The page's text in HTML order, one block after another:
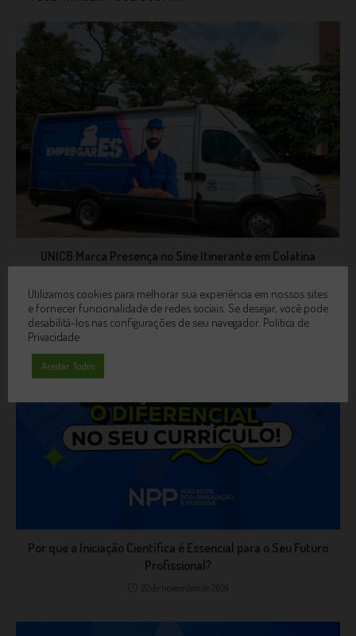
UNICB Marca Presença no Sine Itinerante em Colatina
Por que a Iniciação Científica é Essencial para o Seu Futuro
Profissional?
22 de novembro de 2024
Utilizamos cookies para melhorar sua experiência em nossos sites
e fornecer funcionalidade de redes sociais. Se desejar, você pode
desabilitá-los nas configurações de seu navegador. Política de
Privacidade
Aceitar Todos